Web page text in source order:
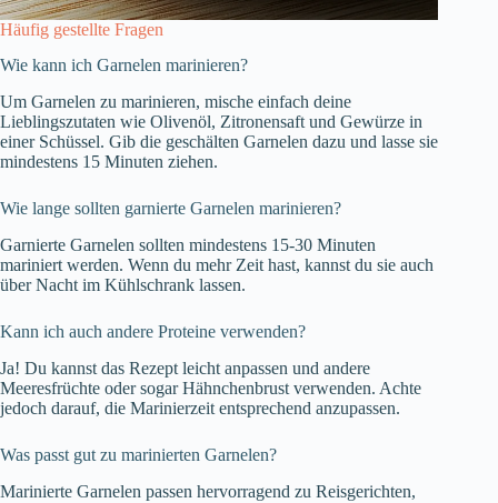
Häufig gestellte Fragen
Wie kann ich Garnelen marinieren?
Um Garnelen zu marinieren, mische einfach deine
Lieblingszutaten wie Olivenöl, Zitronensaft und Gewürze in
einer Schüssel. Gib die geschälten Garnelen dazu und lasse sie
mindestens 15 Minuten ziehen.
Wie lange sollten garnierte Garnelen marinieren?
Garnierte Garnelen sollten mindestens 15-30 Minuten
mariniert werden. Wenn du mehr Zeit hast, kannst du sie auch
über Nacht im Kühlschrank lassen.
Kann ich auch andere Proteine verwenden?
Ja! Du kannst das Rezept leicht anpassen und andere
Meeresfrüchte oder sogar Hähnchenbrust verwenden. Achte
jedoch darauf, die Marinierzeit entsprechend anzupassen.
Was passt gut zu marinierten Garnelen?
Marinierte Garnelen passen hervorragend zu Reisgerichten,